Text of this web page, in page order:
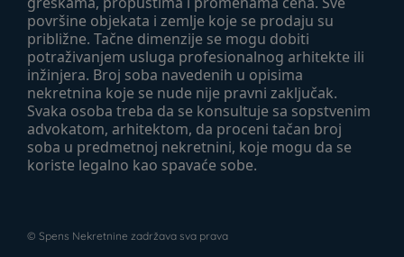
površine objekata i zemlje koje se prodaju su
približne. Tačne dimenzije se mogu dobiti
potraživanjem usluga profesionalnog arhitekte ili
inžinjera. Broj soba navedenih u opisima
nekretnina koje se nude nije pravni zaključak.
Svaka osoba treba da se konsultuje sa sopstvenim
advokatom, arhitektom, da proceni tačan broj
soba u predmetnoj nekretnini, koje mogu da se
koriste legalno kao spavaće sobe.
© Spens Nekretnine zadržava sva prava